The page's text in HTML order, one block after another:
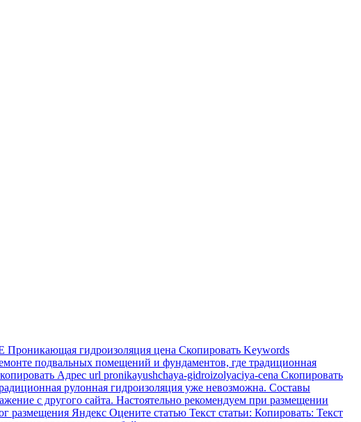
гидроизоляция цена Скопировать Keywords
подвальных помещений и фундаментов, где традиционная
Адрес url pronikayushchaya-gidroizolyaciya-cena Скопировать
рулонная гидроизоляция уже невозможна. Составы
с другого сайта. Настоятельно рекомендуем при размещении
размещения Яндекс Оцените статью Текст статьи: Копировать: Текст